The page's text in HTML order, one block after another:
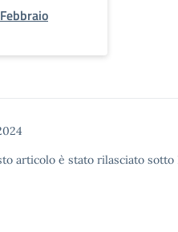
articolo è stato rilasciato